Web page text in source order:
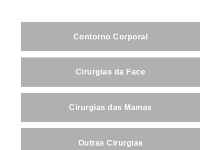
Contorno Corporal
Cirurgias da Face
Cirurgias das Mamas
Outras Cirurgias